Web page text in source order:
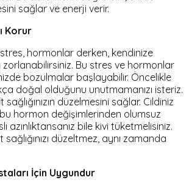
sağlar ve enerji verir.
Korur
hormonlar derken, kendinize
Bu stres ve hormonlar
bozulmalar başlayabilir. Öncelikle
doğal olduğunu unutmamanızı isteriz.
düzelmesini sağlar. Cildiniz
hormon değişimlerinden olumsuz
azınlıktansanız bile kivi tüketmelisiniz.
düzeltmez, aynı zamanda
İçin Uygundur